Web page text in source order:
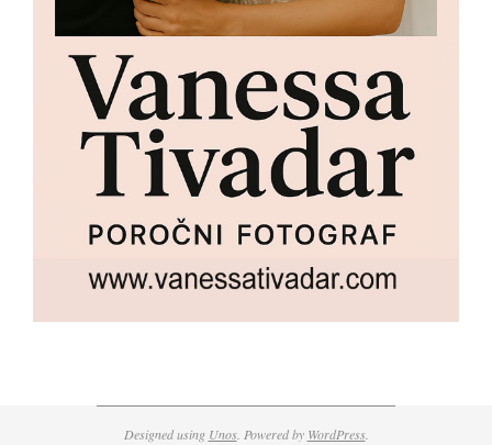
Designed using Unos. Powered by WordPress.